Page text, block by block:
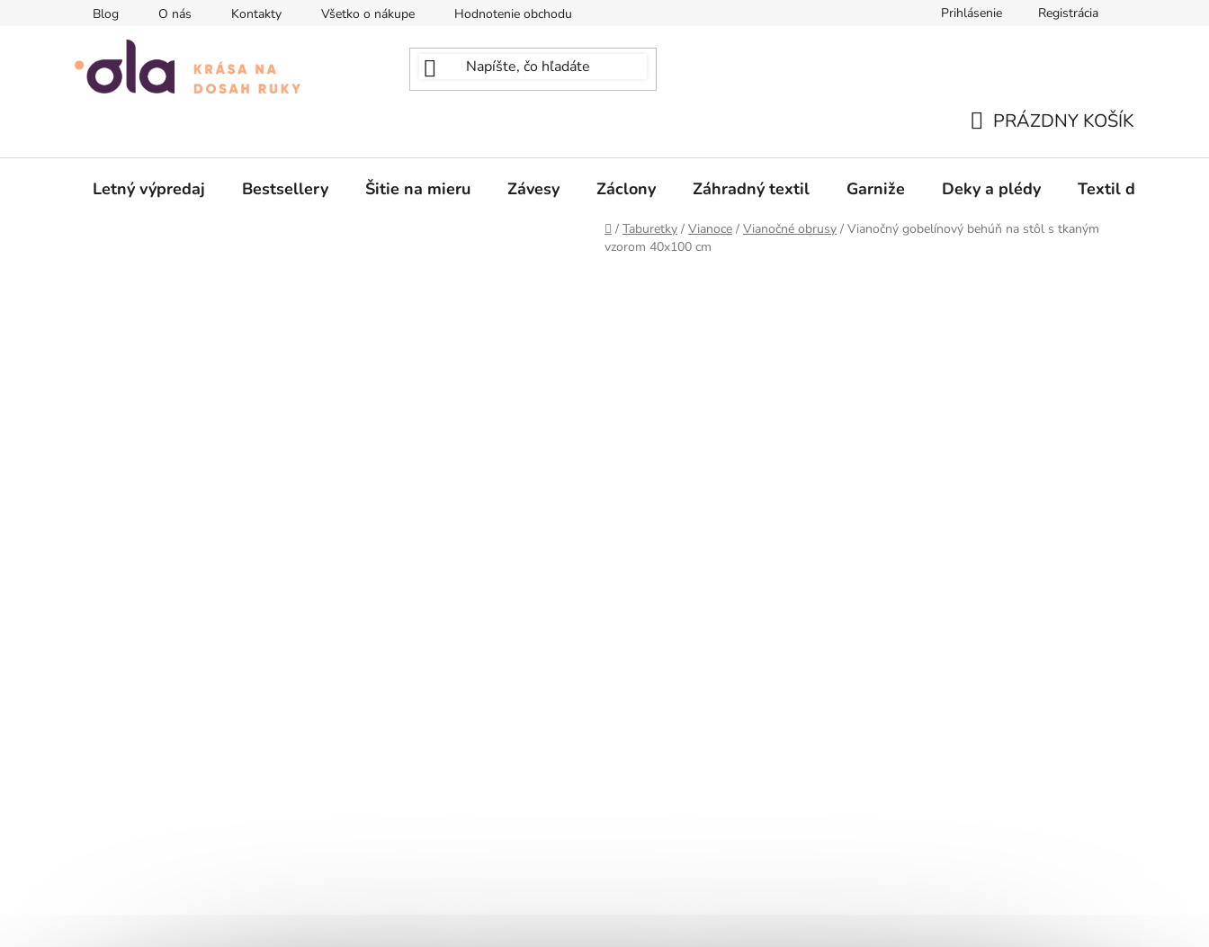
Blog O nás Kontakty Všetko o nákupe Hodnotenie obchodu Prihlásenie Registrácia
KOŠÍK
PRÁZDNY KOŠÍK
Letný výpredaj Bestsellery Šitie na mieru Závesy Záclony Záhradný textil Garniže Deky a plédy Textil do spálne
Domov
/ Taburetky / Vianoce / Vianočné obrusy / Vianočný gobelínový behúň na stôl s tkaným
vzorom 40x100 cm